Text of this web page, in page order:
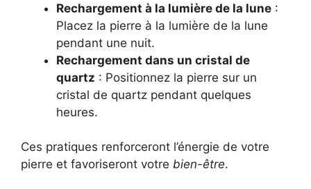
Rechargement à la lumière de la lune :
Placez la pierre à la lumière de la lune
pendant une nuit.
Rechargement dans un cristal de
quartz : Positionnez la pierre sur un
cristal de quartz pendant quelques
heures.
Ces pratiques renforceront l’énergie de votre
pierre et favoriseront votre bien-être.